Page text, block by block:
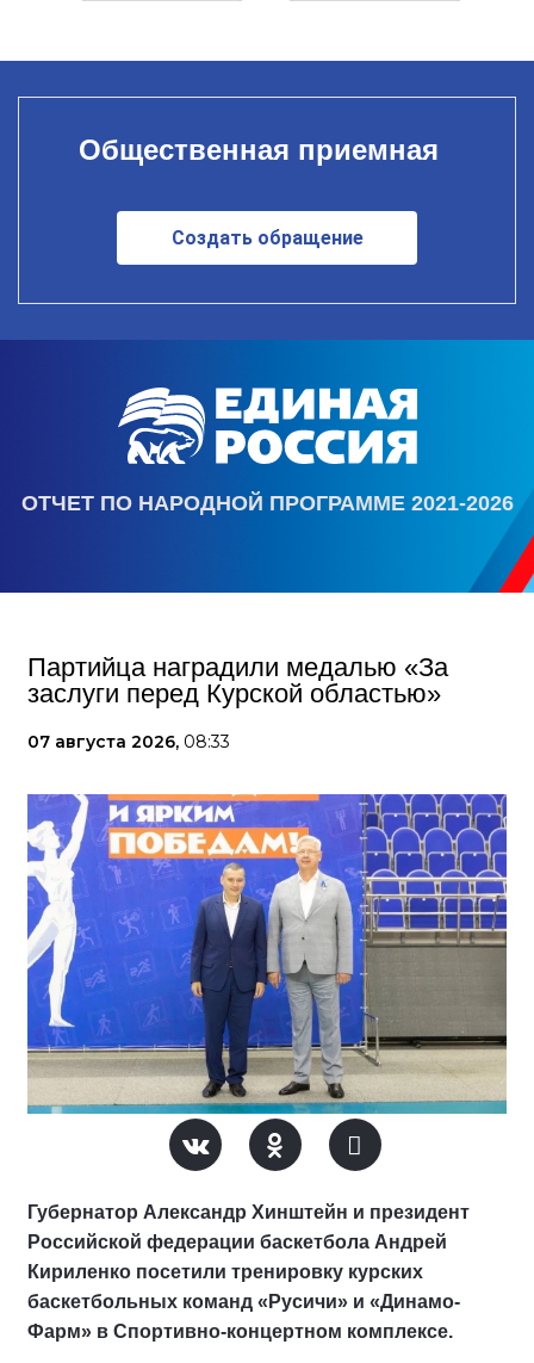
Общественная приемная
Создать обращение
ОТЧЕТ ПО НАРОДНОЙ ПРОГРАММЕ 2021-2026
Партийца наградили медалью «За
заслуги перед Курской областью»
07 августа 2026, 08:33
Губернатор Александр Хинштейн и президент
Российской федерации баскетбола Андрей
Кириленко посетили тренировку курских
баскетбольных команд «Русичи» и «Динамо-
Фарм» в Спортивно-концертном комплексе.